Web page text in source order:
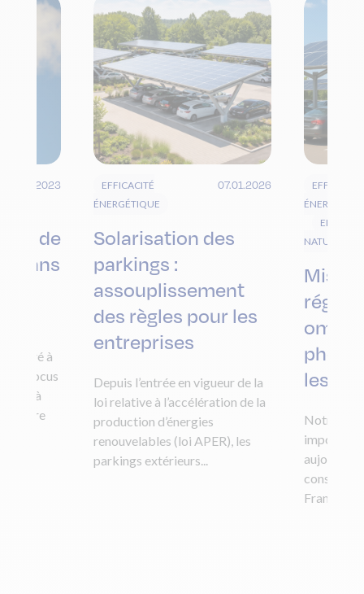
20.01.2023
de
dans
à
un focus
à
réduire
EFFICACITÉ
ÉNERGÉTIQUE
07.01.2026
Solarisation des
parkings :
assouplissement
des règles pour les
entreprises
Depuis l’entrée en vigueur de la
loi relative à l’accélération de la
production d’énergies
renouvelables (loi APER), les
parkings extérieurs...
EFFICACITÉ
NATUREL
Mise
les
Notre
importées
France.